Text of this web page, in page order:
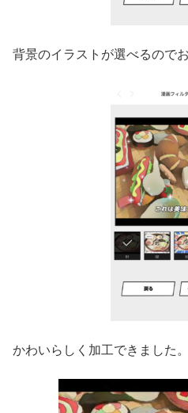
背景のイラストが選べるので
かわいらしく加工できました